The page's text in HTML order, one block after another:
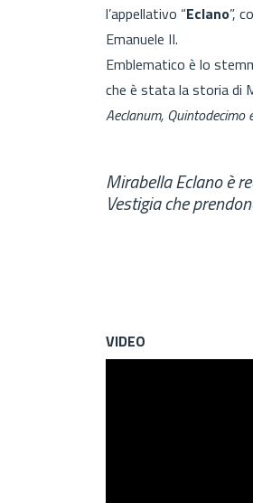
l’appellativo “Eclano”,
Emanuele II.
Emblematico è lo
che è stata la storia di
Aeclanum,
Mirabella Eclano è
Vestigia che
VIDEO